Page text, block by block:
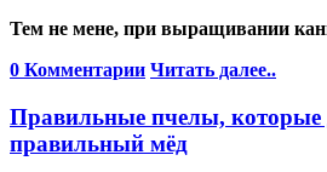
Тем не мене, при выращивании
0 Комментарии Читать далее..
Правильные пчелы, которые
правильный мёд